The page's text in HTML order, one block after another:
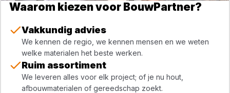
Waarom kiezen voor BouwPartner?
Vakkundig advies
We kennen de regio, we kennen mensen en we weten
welke materialen het beste werken.
Ruim assortiment
We leveren alles voor elk project; of je nu hout,
afbouwmaterialen of gereedschap zoekt.